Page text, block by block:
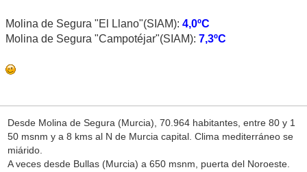
Molina de Segura "El Llano"(SIAM): 4,0ºC
Molina de Segura "Campotéjar"(SIAM): 7,3ºC
Desde Molina de Segura (Murcia), 70.964 habitantes, entre 80 y 1
50 msnm y a 8 kms al N de Murcia capital. Clima mediterráneo se
miárido.
A veces desde Bullas (Murcia) a 650 msnm, puerta del Noroeste.